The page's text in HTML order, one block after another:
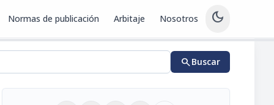
Normas de publicación Arbitaje Nosotros dark_mode
searchBuscar